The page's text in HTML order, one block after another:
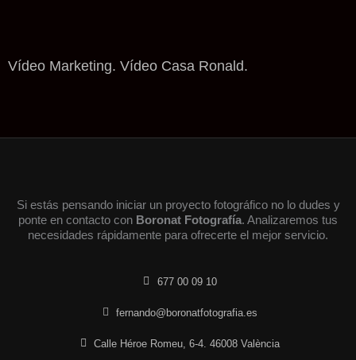
Vídeo Marketing. Vídeo Casa Ronald.
Si estás pensando iniciar un proyecto fotográfico no lo dudes y
ponte en contacto con Boronat Fotografía. Analizaremos tus
necesidades rápidamente para ofrecerte el mejor servicio.
677 00 09 10
fernando@boronatfotografia.es
Calle Héroe Romeu, 6-4. 46008 València